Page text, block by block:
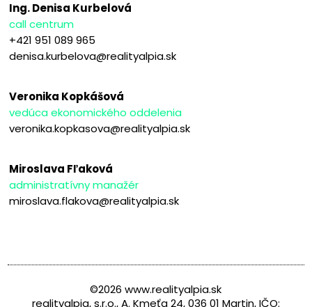
Ing. Denisa Kurbelová
call centrum
+421 951 089 965
denisa.kurbelova@realityalpia.sk
Veronika Kopkášová
vedúca ekonomického oddelenia
veronika.kopkasova@realityalpia.sk
Miroslava Fľaková
administratívny manažér
miroslava.flakova@realityalpia.sk
©2026 www.realityalpia.sk
realityalpia, s.r.o., A. Kmeťa 24, 036 01 Martin, IČO: